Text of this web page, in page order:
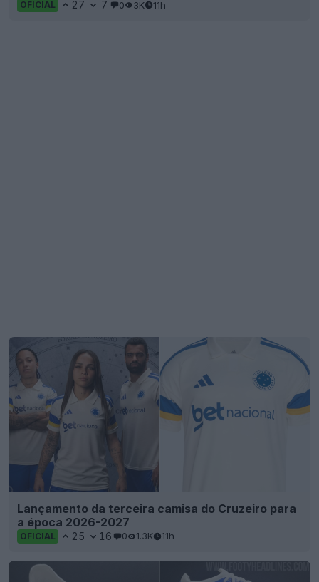
OFICIAL 27 7 0 3K 11h
Lançamento da terceira camisa do Cruzeiro para
a época 2026-2027
OFICIAL 25 16 0 1.3K 11h